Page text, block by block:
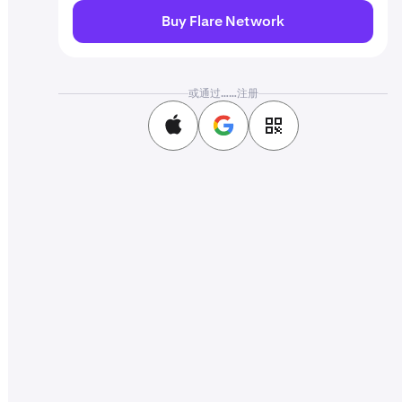
Buy Flare Network
或通过……注册